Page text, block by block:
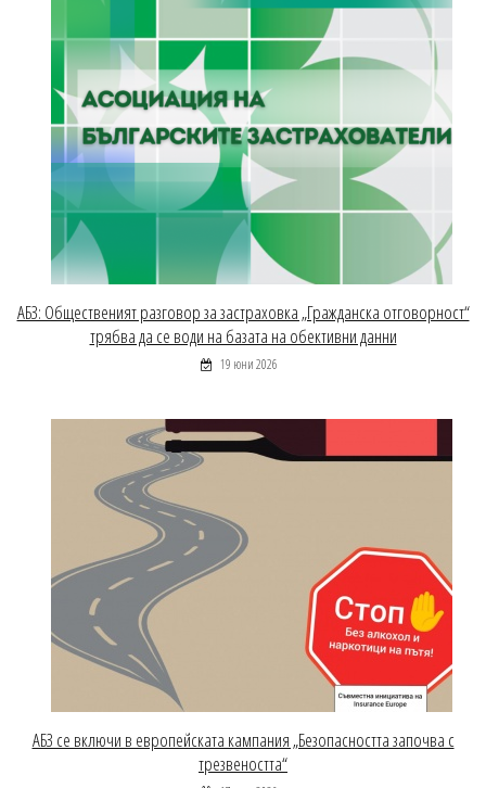
АБЗ: Общественият разговор за застраховка „Гражданска отговорност“
трябва да се води на базата на обективни данни
19 юни 2026
АБЗ се включи в европейската кампания „Безопасността започва с
трезвеността“